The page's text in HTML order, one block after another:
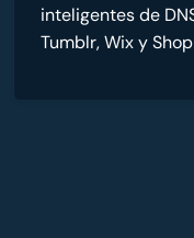
inteligentes de
Tumblr, Wix y